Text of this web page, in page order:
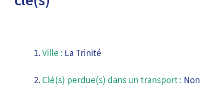
Ville : La Trinité
Clé(s) perdue(s) dans un transport : Non